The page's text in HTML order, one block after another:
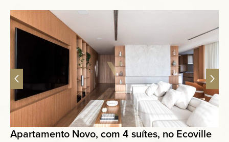
Apartamento Novo, com 4 suítes, no Ecoville